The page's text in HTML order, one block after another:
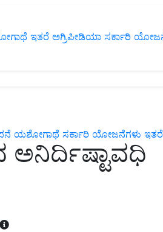
ಇತರೆ ಅಗ್ರಿಪೀಡಿಯಾ ಸರ್ಕಾರಿ
ಯಶೋಗಾಥೆ ಸರ್ಕಾರಿ ಯೋಜನೆಗಳು ಇತರೆ
ಅನಿರ್ದಿಷ್ಟಾವಧಿ